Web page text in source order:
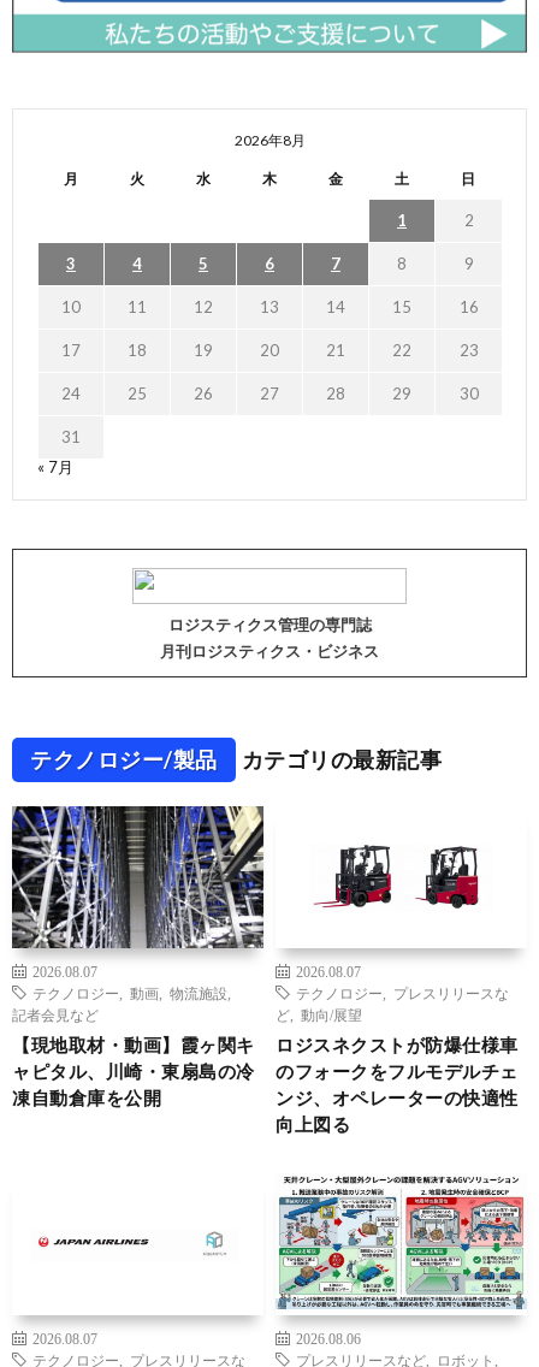
2026年8月
月 火 水 木 金 土 日
1 2
3 4 5 6 7 8 9
10 11 12 13 14 15 16
17 18 19 20 21 22 23
24 25 26 27 28 29 30
31
« 7月
ロジスティクス管理の専門誌
月刊ロジスティクス・ビジネス
テクノロジー/製品 カテゴリの最新記事
2026.08.07
テクノロジー
動画 物流施設
記者会見など
【現地取材・動画】霞ヶ関キ
ャピタル、川崎・東扇島の冷
凍自動倉庫を公開
2026.08.07
テクノロジー
プレスリリースな
ど
動向/展望
ロジスネクストが防爆仕様車
のフォークをフルモデルチェ
ンジ、オペレーターの快適性
向上図る
2026.08.07
テクノロジー
プレスリリースな
2026.08.06
プレスリリースなど
ロボット